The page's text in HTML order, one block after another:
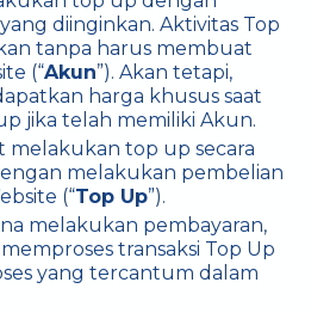
diinginkan. Aktivitas Top
tanpa harus membuat
(“Akun”). Akan tetapi,
harga khusus saat
jika telah memiliki Akun.
melakukan top up secara
melakukan pembelian
(“Top Up”).
melakukan pembayaran,
transaksi Top Up
yang tercantum dalam